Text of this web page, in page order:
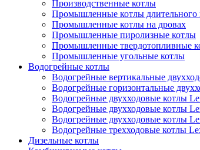
Производственные котлы
Промышленные котлы длительного
Промышленные котлы на дровах
Промышленные пиролизные котлы
Промышленные твердотопливные
Промышленные угольные котлы
Водогрейные котлы
Водогрейные вертикальные
Водогрейные горизонтальные
Водогрейные двухходовые котлы
Водогрейные двухходовые котлы
Водогрейные двухходовые котлы
Водогрейные трехходовые котлы
Дизельные котлы